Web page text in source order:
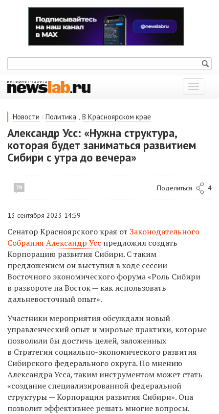
Показать
меню
Новости / Политика , В Красноярском крае
Александр Усс: «Нужна структура,
которая будет заниматься развитием
Сибири с утра до вечера»
79 Поделиться 4
13 сентября 2023 14:59
Сенатор Красноярского края от Законодательного
Собрания Александр Усс предложил создать
Корпорацию развития Сибири. С таким
предложением он выступил в ходе сессии
Восточного экономического форума «Роль Сибири
в развороте на Восток — как использовать
дальневосточный опыт».
Участники мероприятия обсуждали новый
управленческий опыт и мировые практики, которые
позволили бы достичь целей, заложенных
в Стратегии социально-экономического развития
Сибирского федерального округа. По мнению
Александра Усса, таким инструментом может стать
«создание специализированной федеральной
структуры — Корпорации развития Сибири». Она
позволит эффективнее решать многие вопросы.